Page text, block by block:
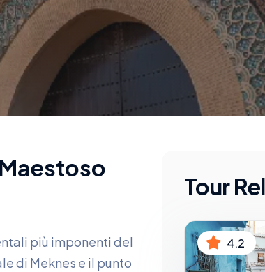
più imponenti del
di Meknes e il punto
Tour
4.2